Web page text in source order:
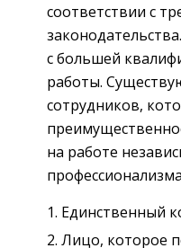
соответствии с
с большей
работы.
сотрудников,
на работе
Единственный
Лицо, которое